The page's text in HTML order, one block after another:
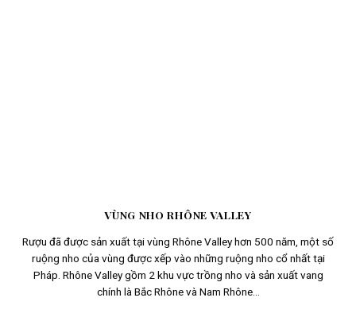
VÙNG NHO RHÔNE VALLEY
Rượu đã được sản xuất tại vùng Rhône Valley hơn 500 năm, một số
ruộng nho của vùng được xếp vào những ruộng nho cổ nhất tại
Pháp. Rhône Valley gồm 2 khu vực trồng nho và sản xuất vang
chính là Bắc Rhône và Nam Rhône...